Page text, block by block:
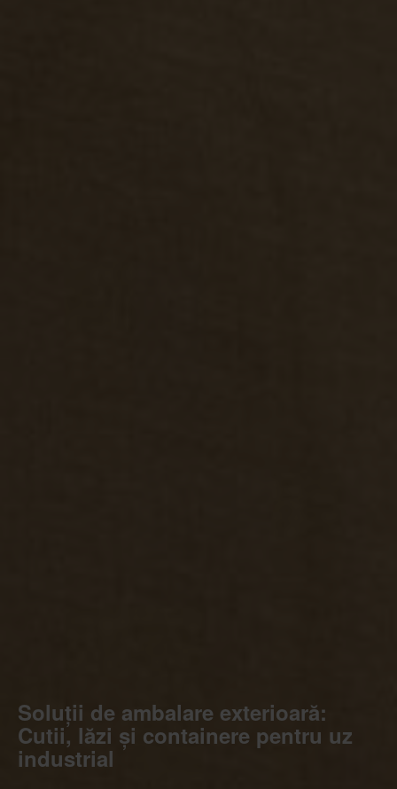
Soluții de ambalare exterioară:
Cutii, lăzi și containere pentru uz
industrial